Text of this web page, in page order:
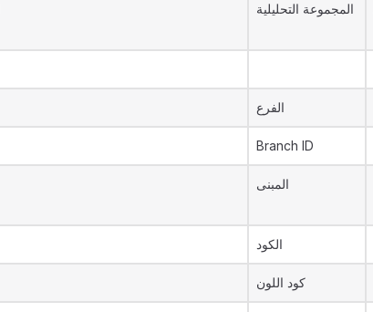
المجموعة التحليلية
الفرع
Branch ID
المبنى
الكود
كود اللون